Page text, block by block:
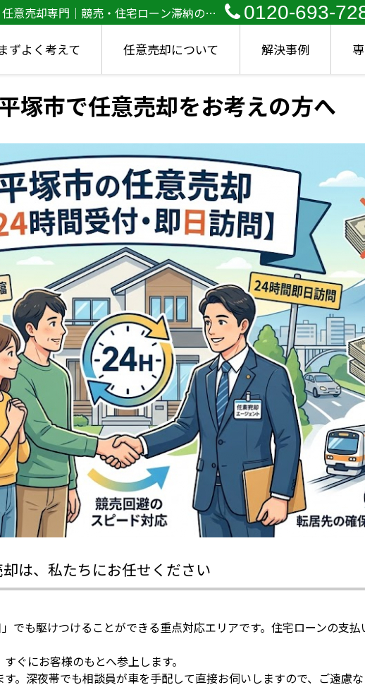
意売却専門｜競売・住宅ローン滞納の相
0120-693-
ずよく考えて 任意売却について 解決事例
塚市で任意売却をお考えの方へ
は、私たちにお任せください
でも駆けつけることができる重点対応エリアです。住宅ローンの支
ぐにお客様のもとへ参上します。
。深夜帯でも相談員が車を手配して直接お伺いしますので、ご遠慮な